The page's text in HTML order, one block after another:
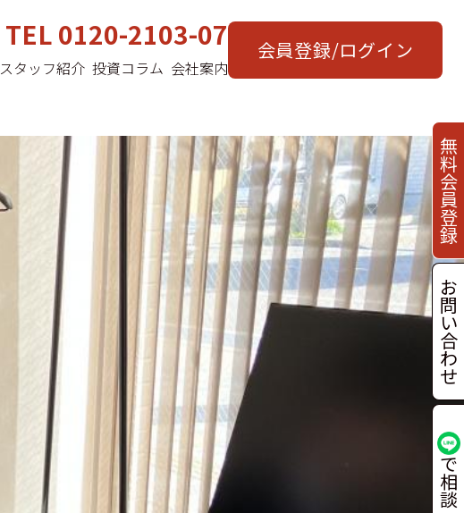
TEL 0120-2103-07
スタッフ紹介 投資コラム 会社案内
会員登録/ログイン
無
料
会
員
登
録
お
問
い
合
わ
せ
で
相
談